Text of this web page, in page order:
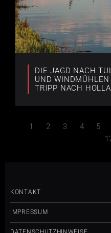
DIE JAGD NACH
UND
TRIPP NACH
1 2 3 4 5
KONTAKT
IMPRESSUM